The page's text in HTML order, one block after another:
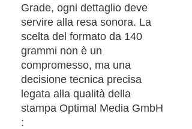
Grade, ogni dettaglio deve
servire alla resa sonora. La
scelta del formato da 140
grammi non è un
compromesso, ma una
decisione tecnica precisa
legata alla qualità della
stampa Optimal Media GmbH
: